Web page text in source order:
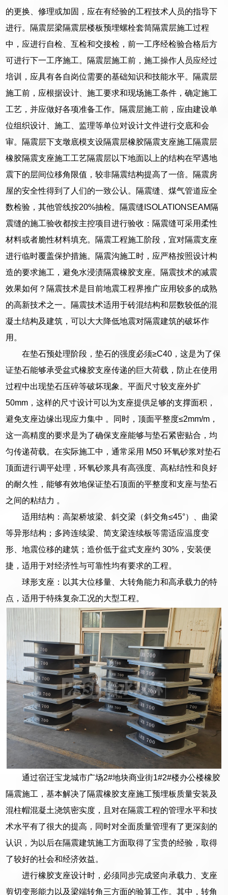
的更换、修理或加固，应在有经验的工程技术人员的指导下
进行。隔震层梁隔震层楼板预埋螺栓套筒隔震层施工过程
中，应进行自检、互检和交接检，前一工序经检验合格后方
可进行下一工序施工。隔震层施工前，施工操作人员应经过
培训，应具有各自岗位需要的基础知识和技能水平。隔震层
施工前，应根据设计、施工要求和现场施工条件，确定施工
工艺，并应做好各项准备工作。隔震层施工前，应由建设单
位组织设计、施工、监理等单位对设计文件进行交底和会
审。隔震层下支墩底模支设隔震层橡胶隔震支座施工隔震层
橡胶隔震支座施工工艺隔震层以下地面以上的结构在罕遇地
震下的层间位移角限值，较非隔震结构提高了一倍。隔震房
屋的安全性得到了人们的一致公认。隔震缝、煤气管道应全
数检验，其他管线按20%抽检。隔震缝ISOLATIONSEAM隔
震缝的施工验收都按主控项目进行验收：隔震缝可采用柔性
材料或者脆性材料填充。隔震工程施工阶段，宜对隔震支座
进行临时覆盖保护措施。隔震沟施工时，应严格按照设计构
造的要求施工，避免水浸渍隔震橡胶支座。隔震技术的减震
效果如何？隔震技术是目前地震工程界推广应用较多的成熟
的高新技术之一。隔震技术适用于砖混结构和层数较低的混
凝土结构及建筑，可以大大降低地震对隔震建筑的破坏作
用。
在垫石预处理阶段，垫石的强度必须≥C40，这是为了保
证垫石能够承受盆式橡胶支座传递的巨大荷载，防止在使用
过程中出现垫石压碎等破坏现象。平面尺寸较支座外扩
50mm，这样的尺寸设计可以为支座提供足够的支撑面积，
避免支座边缘出现应力集中 。同时，顶面平整度≤2mm/m，
这一高精度的要求是为了确保支座能够与垫石紧密贴合，均
匀传递荷载。在实际施工中，通常采用 M50 环氧砂浆对垫石
顶面进行调平处理，环氧砂浆具有高强度、高粘结性和良好
的耐久性，能够有效地保证垫石顶面的平整度和支座与垫石
之间的粘结力 。
适用结构：高架桥坡梁、斜交梁（斜交角≤45°）、曲梁
等异形结构；多跨连续梁、简支梁连续板等需适应温度变
形、地震位移的建筑；造价低于盆式支座约 30%，安装便
捷，适用于对经济性与可靠性均有要求的工程。
球形支座：以其大位移量、大转角能力和高承载力的特
点，适用于特殊复杂工况的大型工程。
通过宿迁宝龙城市广场2#地块商业街1#2#楼办公楼橡胶
隔震施工，基本解决了隔震橡胶支座施工预埋板质量安装及
混柱帽混凝土浇筑密实度，且对在隔震工程的管理水平和技
术水平有了很大的提高，同时对全面质量管理有了更深刻的
认识，为以后在隔震建筑施工方面取得了宝贵的经验，取得
了较好的社会和经济效益。
进行橡胶支座设计时，必须同步完成竖向承载力、支座
剪切变形能力以及梁端转角三方面的验算工作。其中，转角